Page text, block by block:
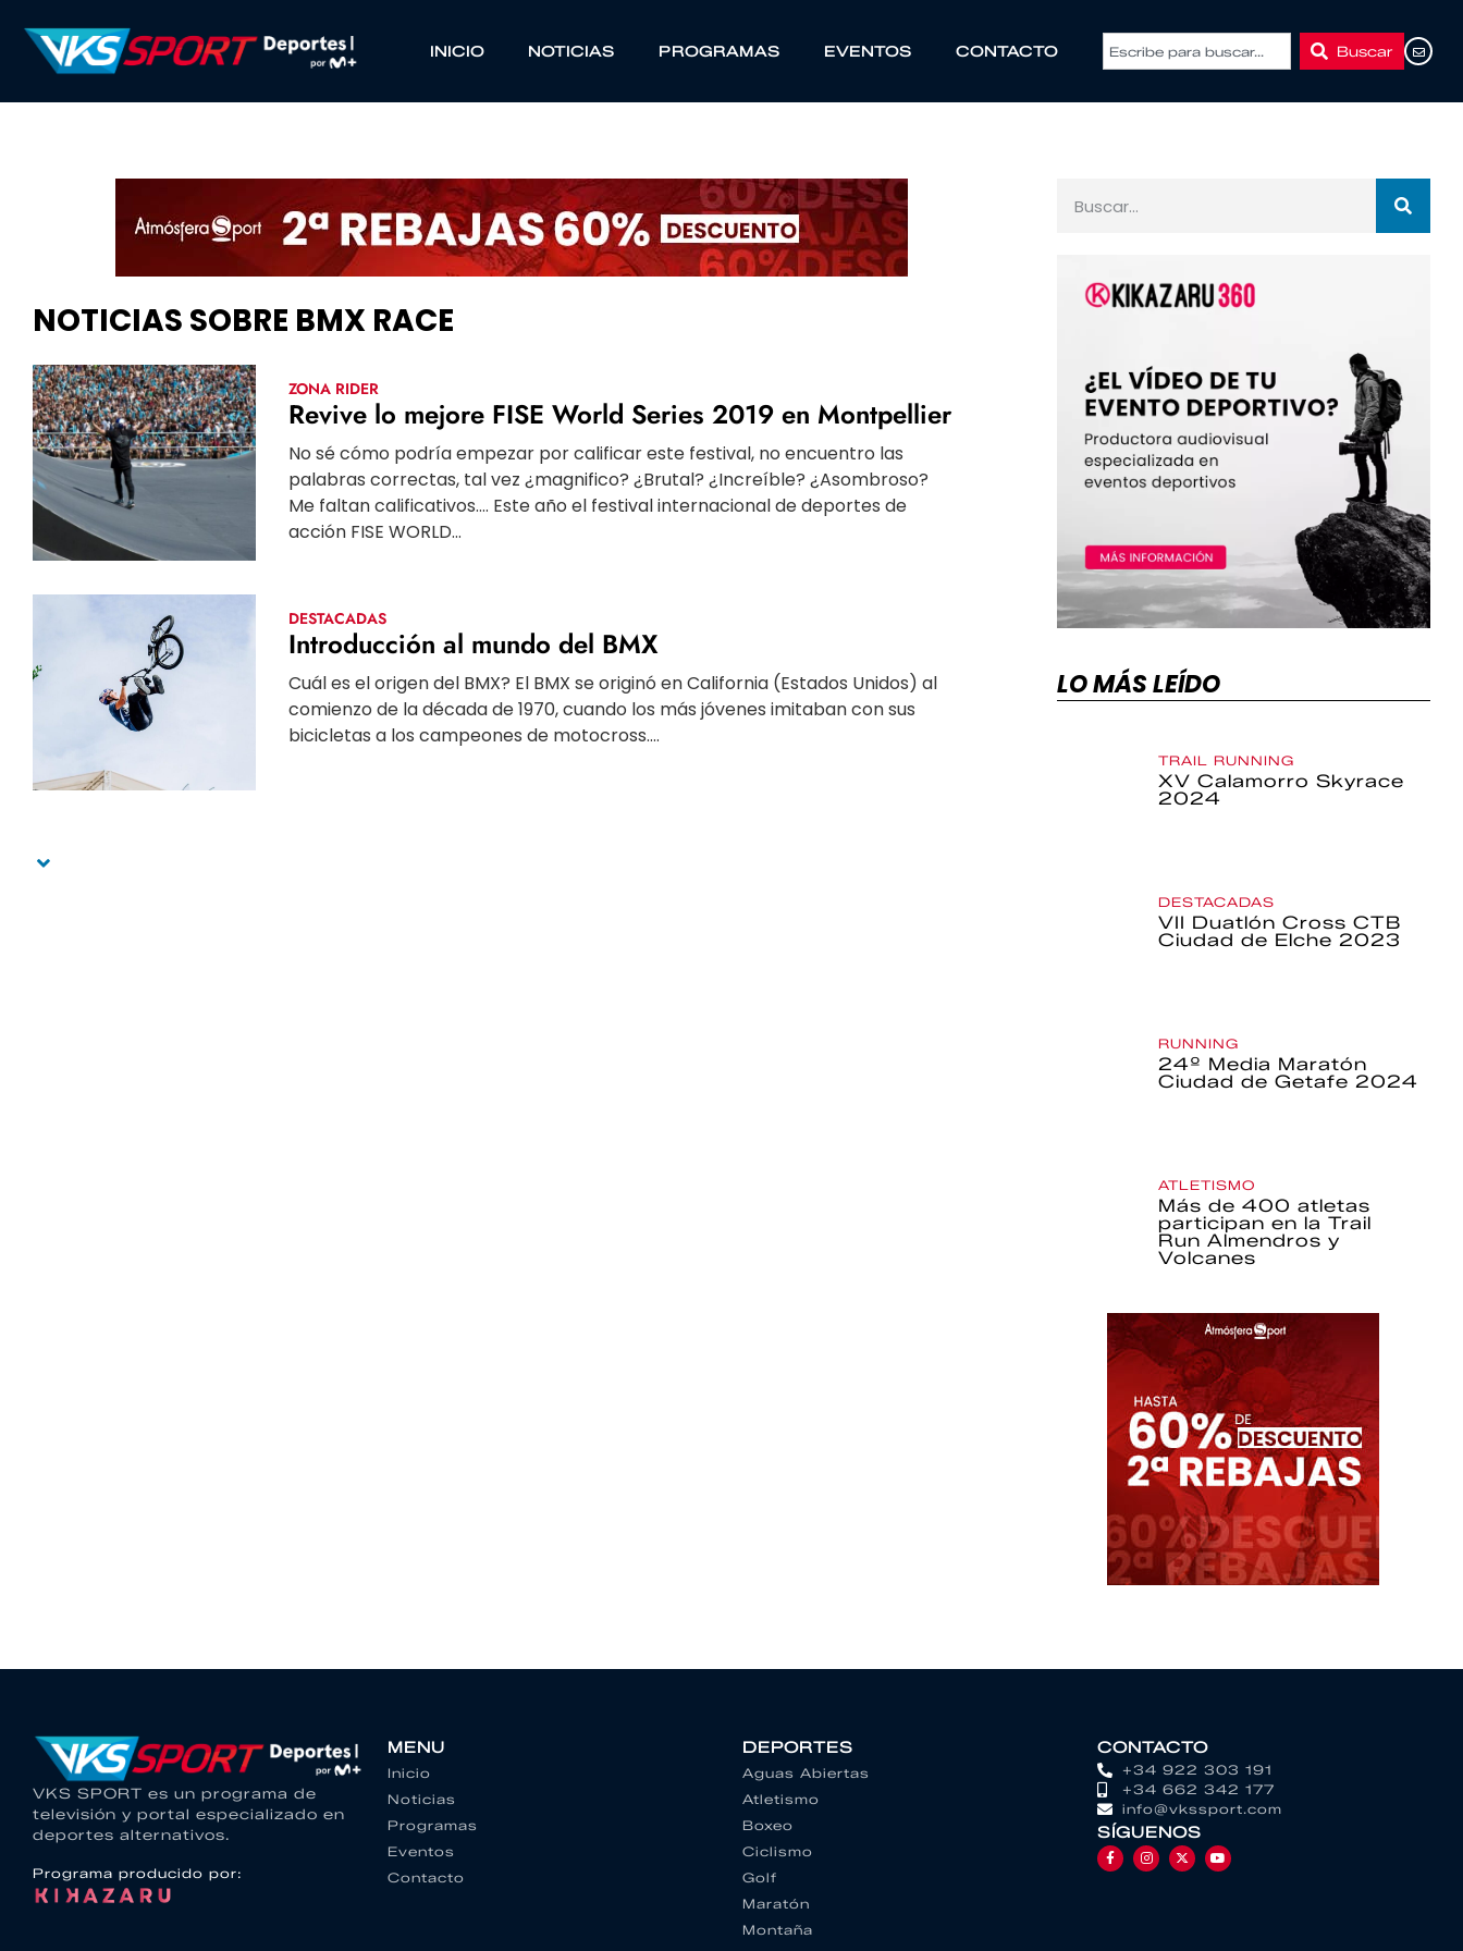
INICIO NOTICIAS PROGRAMAS EVENTOS CONTACTO Buscar
NOTICIAS SOBRE BMX RACE
ZONA RIDER
Revive lo mejore FISE World Series 2019 en Montpellier
No sé cómo podría empezar por calificar este festival, no encuentro las
palabras correctas, tal vez ¿magnifico? ¿Brutal? ¿Increíble? ¿Asombroso?
Me faltan calificativos…. Este año el festival internacional de deportes de
acción FISE WORLD...
DESTACADAS
Introducción al mundo del BMX
Cuál es el origen del BMX? El BMX se originó en California (Estados Unidos) al
comienzo de la década de 1970, cuando los más jóvenes imitaban con sus
bicicletas a los campeones de motocross....
LO MÁS LEÍDO
TRAIL RUNNING
XV Calamorro Skyrace
2024
DESTACADAS
VII Duatlón Cross CTB
Ciudad de Elche 2023
RUNNING
24º Media Maratón
Ciudad de Getafe 2024
ATLETISMO
Más de 400 atletas
participan en la Trail
Run Almendros y
Volcanes
VKS SPORT es un programa de
televisión y portal especializado en
deportes alternativos.
Programa producido por:
MENU
Inicio
Noticias
Programas
Eventos
Contacto
DEPORTES
Aguas Abiertas
Atletismo
Boxeo
Ciclismo
Golf
Maratón
Montaña
CONTACTO
+34 922 303 191
+34 662 342 177
info@vkssport.com
SÍGUENOS